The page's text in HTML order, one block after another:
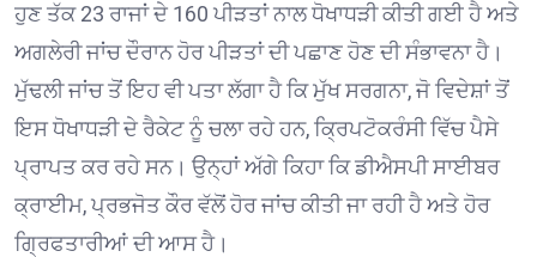
ਹੁਣ ਤੱਕ 23 ਰਾਜਾਂ ਦੇ 160 ਪੀੜਤਾਂ ਨਾਲ ਧੋਖਾਧੜੀ ਕੀਤੀ ਗਈ ਹੈ ਅਤੇ
ਅਗਲੇਰੀ ਜਾਂਚ ਦੌਰਾਨ ਹੋਰ ਪੀੜਤਾਂ ਦੀ ਪਛਾਣ ਹੋਣ ਦੀ ਸੰਭਾਵਨਾ ਹੈ।
ਮੁੱਢਲੀ ਜਾਂਚ ਤੋਂ ਇਹ ਵੀ ਪਤਾ ਲੱਗਾ ਹੈ ਕਿ ਮੁੱਖ ਸਰਗਨਾ, ਜੋ ਵਿਦੇਸ਼ਾਂ ਤੋਂ
ਇਸ ਧੋਖਾਧੜੀ ਦੇ ਰੈਕੇਟ ਨੂੰ ਚਲਾ ਰਹੇ ਹਨ, ਕ੍ਰਿਪਟੋਕਰੰਸੀ ਵਿੱਚ ਪੈਸੇ
ਪ੍ਰਾਪਤ ਕਰ ਰਹੇ ਸਨ। ਉਨ੍ਹਾਂ ਅੱਗੇ ਕਿਹਾ ਕਿ ਡੀਐਸਪੀ ਸਾਈਬਰ
ਕ੍ਰਾਈਮ, ਪ੍ਰਭਜੋਤ ਕੌਰ ਵੱਲੋਂ ਹੋਰ ਜਾਂਚ ਕੀਤੀ ਜਾ ਰਹੀ ਹੈ ਅਤੇ ਹੋਰ
ਗ੍ਰਿਫਤਾਰੀਆਂ ਦੀ ਆਸ ਹੈ।